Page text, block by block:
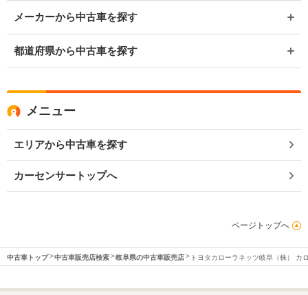
メーカーから中古車を探す
都道府県から中古車を探す
メニュー
エリアから中古車を探す
カーセンサートップへ
ページトップへ
中古車トップ 中古車販売店検索 岐阜県の中古車販売店 トヨタカローラネッツ岐阜（株） カ